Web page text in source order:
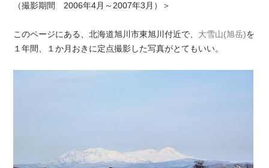
（撮影期間 2006年4月～2007年3月）＞
このページにある、北海道旭川市東旭川付近で、 大雪山(旭岳)を
１年間、１か月おきに定点撮影した写真がとてもいい。